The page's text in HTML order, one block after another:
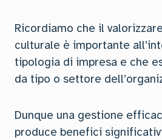
Ricordiamo che il
culturale è importante
tipologia di impresa e che
da tipo o settore
Dunque una gestione
produce benefici